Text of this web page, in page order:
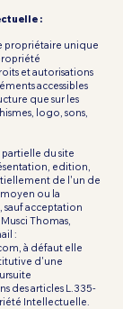
:
propriétaire unique
et autorisations
accessibles
que sur les
logo, sons,
du site
edition,
de l'un de
ou la
acceptation
Thomas,
:
, à défaut elle
d'une
des articles L.335-
Intellectuelle.